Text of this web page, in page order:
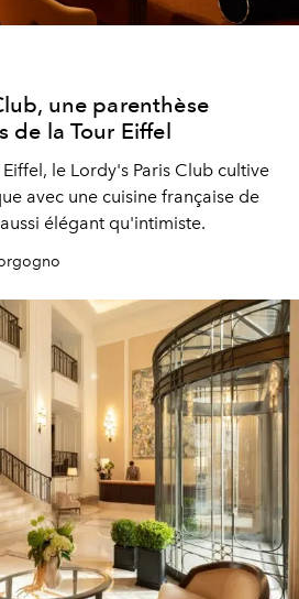
une parenthèse
de la Tour Eiffel
le Lordy's Paris Club cultive
avec une cuisine française de
élégant qu'intimiste.